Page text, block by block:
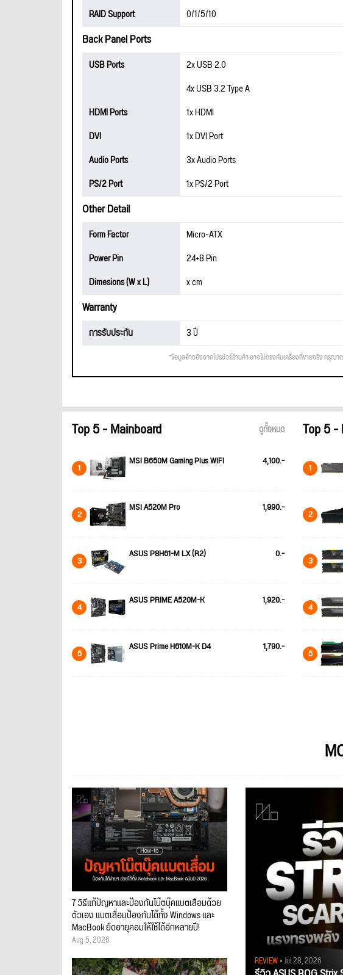
RAID Support
0/1/5/10
Back Panel Ports
USB Ports
2x USB 2.0
4x USB 3.2 Type A
HDMI Ports
1x HDMI
DVI
1x DVI Port
Audio Ports
3x Audio Ports
PS/2 Port
1x PS/2 Port
Other Detail
Form Factor
Micro-ATX
Power Pin
24+8 Pin
Dimesions (W x L)
x cm
Warranty
การรับประกัน 3 ปี
*ข้อมูลอ้างอิงจากโปรชัวร์ร้านค้า อาจไม่ตรงกับเครื่องที่ขายจริง กรุณ
Top 5 - Mainboard ดูทั้งหมด
1 MSI B650M Gaming Plus WIFI 4,100.-
2 MSI A520M Pro 1,990.-
3 ASUS P8H61-M LX (R2) 0.-
4 ASUS PRIME A520M-K 1,920.-
5 ASUS Prime H610M-K D4 1,790.-
Top 5 -
1
2
3
4
5
REVIEW• Jul 28, 2026
7 วิธีแก้ปัญหาและป้องกันโน๊ตบุ๊คแบตเสื่อมด้วย
ตัวเอง แบตเสื่อมป้องกันได้ทั้ง Windows และ
MacBook ยืดอายุคอมให้ใช้ได้อีกหลายปี!
Aug 5, 2026